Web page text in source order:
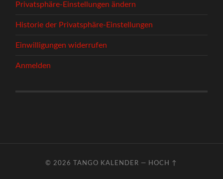
Privatsphäre-Einstellungen ändern
Historie der Privatsphäre-Einstellungen
Einwilligungen widerrufen
Anmelden
© 2026 TANGO KALENDER — HOCH ↑